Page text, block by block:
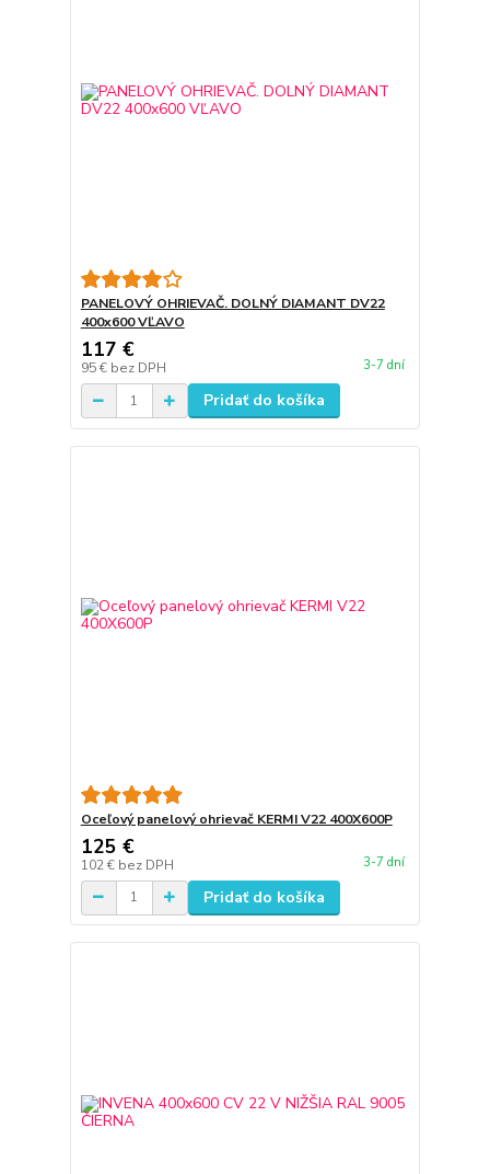
PANELOVÝ OHRIEVAČ. DOLNÝ DIAMANT DV22
400x600 VĽAVO
117 €
95 € bez DPH 3-7 dní
Pridať do košíka
Oceľový panelový ohrievač KERMI V22 400X600P
125 €
102 € bez DPH 3-7 dní
Pridať do košíka